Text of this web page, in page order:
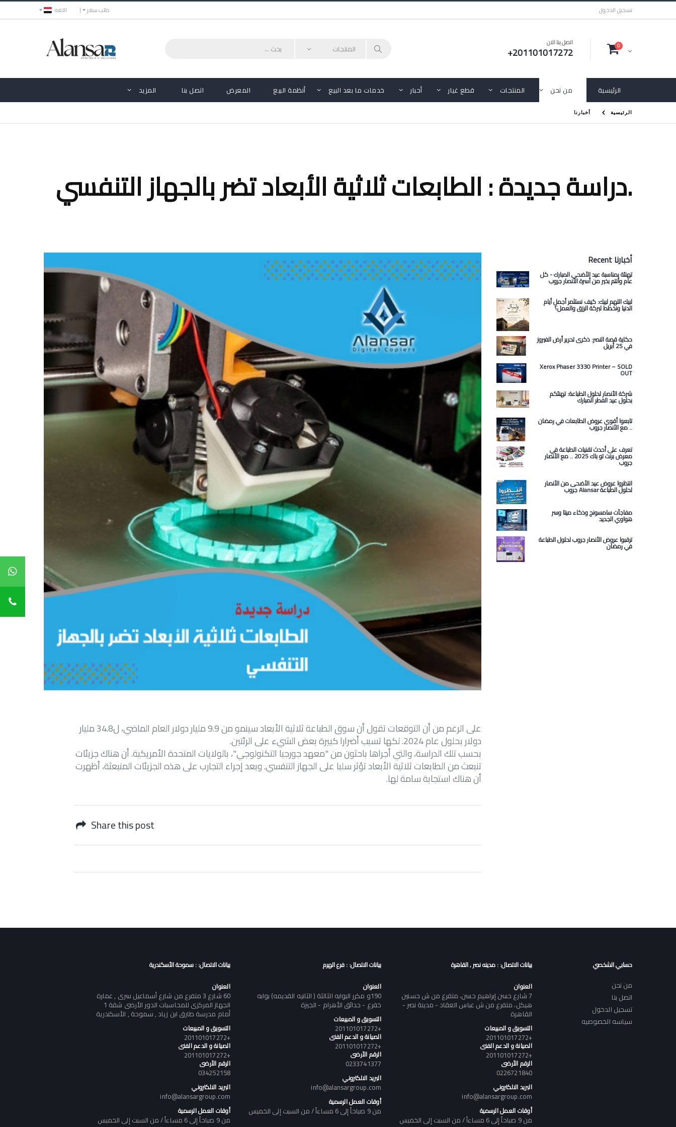
اللغه طلب سعر تسجيل الدخول
اتصل بنا الان
+201101017272 0
الرئيسية من نحن المنتجات قطع غيار أحبار خدمات ما بعد البيع أنظمة البيع المعرض اتصل بنا المزيد
الرئيسية أخبارنا
دراسة جديدة : الطابعات ثلاثية الأبعاد تضر بالجهاز التنفسي.
على الرغم من أن التوقعات تقول أن سوق الطباعة ثلاثية الأبعاد سينمو من 9.9 مليار دولار العام الماضي، ل34.8 مليار
دولار بحلول عام 2024. لكها تسبب أضرارا كبيرة بعض الشيء على الرئتين.
بحسب تلك الدراسة، والتي أجراها باحثون من "معهد جورجيا التكنولوجي"، بالولايات المتحدة الأمريكية. أن هناك جزيئات
تنبعث من الطابعات ثلاثية الأبعاد تؤثر سلبا على الجهاز التنفسي. وبعد إجراء التجارب على هذه الجزيئات المنبعثة، أظهرت
أن هناك استجابة سامة لها.
Share this post
Recent أخبارنا
تهنئة بمناسبة عيد الأضحى المبارك - كل
عام وأنتم بخير من أسرة الأنصار جروب
لبيك اللهم لبيك: كيف نستثمر أجمل أيام
الدنيا ونخطط لبركة الرزق والعمل؟
حكاية قصة النصر: ذكرى تحرير أرض الفيروز
في 25 أبريل
Xerox Phaser 3330 Printer – SOLD
OUT
شركة الأنصار لحلول الطباعة: تهنئكم
بحلول عيد الفطر المبارك
تابعوا أقوى عروض الطابعات في رمضان
.. مع الأنصار جروب
تعرف على أحدث تقنيات الطباعة في
معرض برنت تو باك 2025 .. مع الأنصار
جروب
انتظروا عروض عيد الأضحى من الأنصار
جروب Alansar لحلول الطباعة
مفاجآت سامسونج وذكاء ميتا وسر
هواوي الجديد
ترقبوا عروض الأنصار جروب لحلول الطباعة
في رمضان
حسابي الشخصي
من نحن
اتصل بنا
تسجيل الدخول
سياسه الخصوصيه
بيانات الاتصال: : مدينه نصر , القاهرة
العنوان
7 شارع حسن إبراهيم حسن، متفرع من ش حسنين
هيكل، متفرع من ش عباس العقاد - مدينة نصر -
القاهرة
التسويق و المبيعات
+201101017272
الصيانة و الدعم الفنى
+201101017272
الرقم الأرضى
0226721840
البريد الالكتروني
info@alansargroup.com
أوقات العمل الرسمية
من 9 صباحاً إلى 6 مساءاً / من السبت إلى الخميس
بيانات الاتصال: : فرع الهرم
العنوان
190و مكرر البوابه الثالثة ( الثانيه القديمه) بوابه
خفرع - حدائق الأهرام - الجيزة
التسويق و المبيعات
+201101017272
الصيانة و الدعم الفنى
+201101017272
الرقم الأرضى
0233741377
البريد الالكتروني
info@alansargroup.com
أوقات العمل الرسمية
من 9 صباحاً إلى 6 مساءاً / من السبت إلى الخميس
بيانات الاتصال: : سموحة الأسكندرية
العنوان
60 شارع 3 متفرع من شارع أسماعيل سرى , عمارة
الجهاز المركزى للمحاسبات الدور الأرضى شقة 1
أمام مدرسة طارق ابن زياد , سموحة , الأسكندرية
التسويق و المبيعات
+201101017272
الصيانة و الدعم الفنى
+201101017272
الرقم الأرضى
034252158
البريد الالكتروني
info@alansargroup.com
أوقات العمل الرسمية
من 9 صباحاً إلى 6 مساءاً / من السبت إلى الخميس